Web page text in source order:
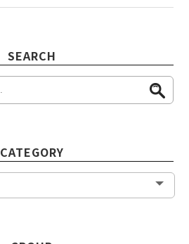
SEARCH
CATEGORY